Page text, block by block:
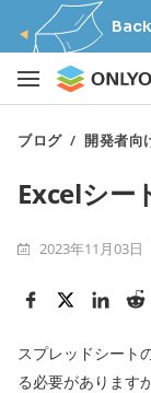
ブログ/開発者向
Excelシー
2023年11月03日
スプレッドシート
る必要があります